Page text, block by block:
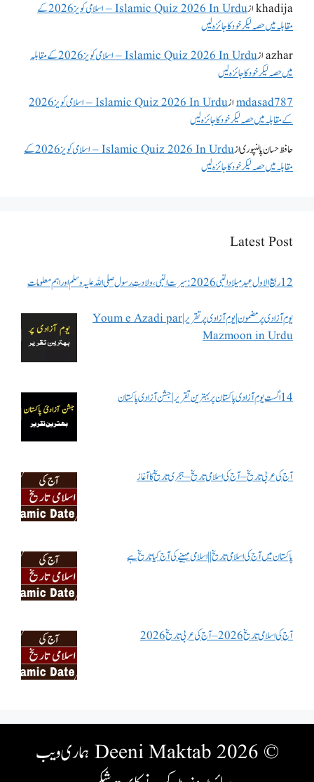
khadijaاز
Islamic Quiz 2026 In Urdu – اسلامی کویز 2026 کے
مقابلہ میں حصہ لیکر خود کا جائزہ لیں
azharاز
Islamic Quiz 2026 In Urdu – اسلامی کویز 2026 کے مقابلہ
میں حصہ لیکر خود کا جائزہ لیں
mdasad787از
Islamic Quiz 2026 In Urdu – اسلامی کویز 2026
کے مقابلہ میں حصہ لیکر خود کا جائزہ لیں
حافظ حسان پالنپوریاز
Islamic Quiz 2026 In Urdu – اسلامی کویز 2026 کے
مقابلہ میں حصہ لیکر خود کا جائزہ لیں
Latest Post
12 ربیع الاول عید میلاد النبی 2026: سیرت النبی، ولادتِ رسول صلی اللہ علیہ وسلم اور اہم معلومات
یوم آزادی پر مضمون | یوم آزادی پر تقریر | Youm e Azadi par
Mazmoon in Urdu
14 اگست یوم آزادی پاکستان پر بہترین تقریر | جشن آزادی پاکستان
آج کی عربی تاریخ – آج کی اسلامی تاریخ – ہجری تاریخ کا آغاز
پاکستان میں آج کی اسلامی تاریخ || اسلامی مہینے کی آج کیا تاریخ ہے
آج کی اسلامی تاریخ 2026 – آج کی عربی تاریخ 2026
© 2026 Deeni Maktab
ہماری ویب